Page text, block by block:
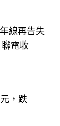
線再告失
電收
，跌